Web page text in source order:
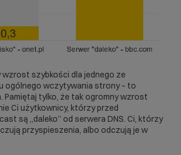
szybkości dla jednego ze
ogólnego wczytywania strony – to
Pamiętaj tylko, że tak ogromny wzrost
Ci użytkownicy, którzy przed
są „daleko” od serwera DNS. Ci, którzy
przyspieszenia, albo odczują je w